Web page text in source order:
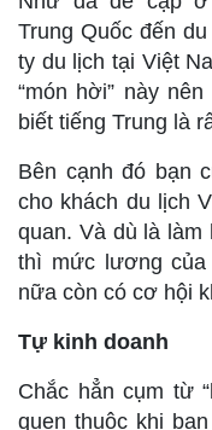
Trung Quốc đến
ty du lịch tại Việt
“món hời” này
biết tiếng Trung là
Bên cạnh đó bạn
cho khách du lịch
quan. Và dù là làm
thì mức lương của
nữa còn có cơ hội
Tự kinh doanh
Chắc hẳn cụm từ
quen thuộc khi